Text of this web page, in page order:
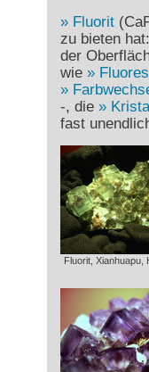
Fluorit
zu bieten
der
wie
-, die
fast
Fluorit, Xianhuapu,